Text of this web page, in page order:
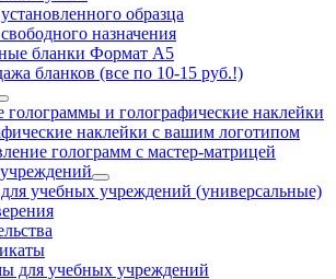
образца
назначения
бланки Формат А5
бланков (все по 10-15 руб.!)
голограммы и голографические наклейки
наклейки с вашим логотипом
голограмм с мастер-матрицей
учебных учреждений (универсальные)
для учебных учреждений